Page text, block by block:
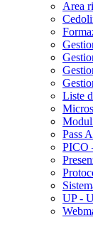
Area
Liste
Pass
PICO
UP -